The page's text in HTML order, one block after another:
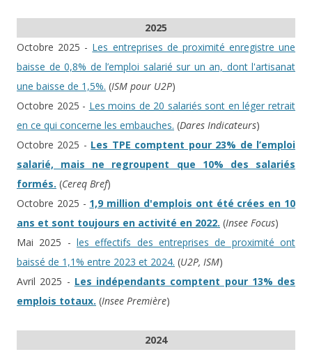
2025
Octobre 2025 - Les entreprises de proximité enregistre une
baisse de 0,8% de l’emploi salarié sur un an, dont l'artisanat
une baisse de 1,5%. (ISM pour U2P)
Octobre 2025 - Les moins de 20 salariés sont en léger retrait
en ce qui concerne les embauches. (Dares Indicateurs)
Octobre 2025 - Les TPE comptent pour 23% de l’emploi
salarié, mais ne regroupent que 10% des salariés
formés. (Cereq Bref)
Octobre 2025 - 1,9 million d'emplois ont été crées en 10
ans et sont toujours en activité en 2022. (Insee Focus)
Mai 2025 - les effectifs des entreprises de proximité ont
baissé de 1,1% entre 2023 et 2024. (U2P, ISM)
Avril 2025 - Les indépendants comptent pour 13% des
emplois totaux. (Insee Première)
2024